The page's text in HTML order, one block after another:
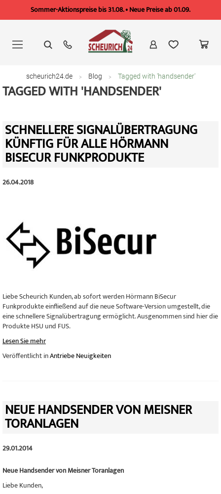
Sommer-Aktionspreise bis 31.08. • Neue Preise ab 01.09.
springen
scheurich24.de Blog Tagged with 'handsender'
TAGGED WITH 'HANDSENDER'
SCHNELLERE SIGNALÜBERTRAGUNG
KÜNFTIG FÜR ALLE HÖRMANN
BISECUR FUNKPRODUKTE
26.04.2018
Liebe Scheurich Kunden, ab sofort werden Hörmann BiSecur
Funkprodukte einfließend auf die neue Software-Version umgestellt, die
eine schnellere Signalübertragung ermöglicht. Ausgenommen sind hier die
Produkte HSU und FUS.
Lesen Sie mehr
Veröffentlicht inAntriebe Neuigkeiten
NEUE HANDSENDER VON MEISNER
TORANLAGEN
29.01.2014
Neue Handsender von Meisner Toranlagen
Liebe Kunden,